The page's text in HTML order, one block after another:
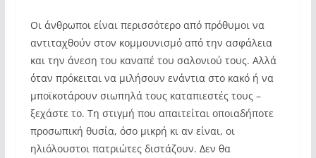
Οι άνθρωποι είναι περισσότερο από πρόθυμοι να
αντιταχθούν στον κομμουνισμό από την ασφάλεια
και την άνεση του καναπέ του σαλονιού τους. Αλλά
όταν πρόκειται να μιλήσουν ενάντια στο κακό ή να
μποϊκοτάρουν σιωπηλά τους καταπιεστές τους –
ξεχάστε το. Τη στιγμή που απαιτείται οποιαδήποτε
προσωπική θυσία, όσο μικρή κι αν είναι, οι
ηλιόλουστοι πατριώτες διστάζουν. Δεν θα